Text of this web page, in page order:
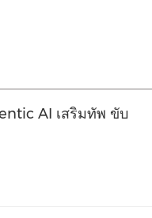
AI เสริมทัพ ขับ